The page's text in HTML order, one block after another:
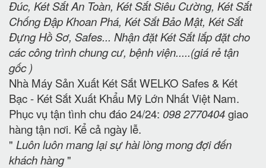
Đúc, Két Sắt An Toàn, Két Sắt Siêu Cường, Két Sắt
Chống Đập Khoan Phá, Két Sắt Bảo Mật, Két Sắt
Đựng Hồ Sơ, Safes... Nhận đặt Két Sắt lắp đặt cho
các công trình chung cư, bệnh viện.....(giá rẻ tận
gốc )
Nhà Máy Sản Xuất Két Sắt WELKO Safes & Két
Bạc - Két Sắt Xuất Khẩu Mỹ Lớn Nhất Việt Nam.
Phục vụ tận tình chu đáo 24/24: 098 2770404giao
hàng tận nơi. Kể cả ngày lễ.
" Luôn luôn mang lại sự hài lòng mong đợi đến
khách hàng"